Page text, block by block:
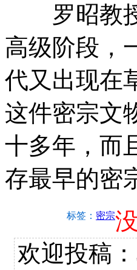
罗昭教授
高级阶段，
代又出现在
这件密宗文
十多年，而
存最早的密
标签： 密宗
欢迎投稿：